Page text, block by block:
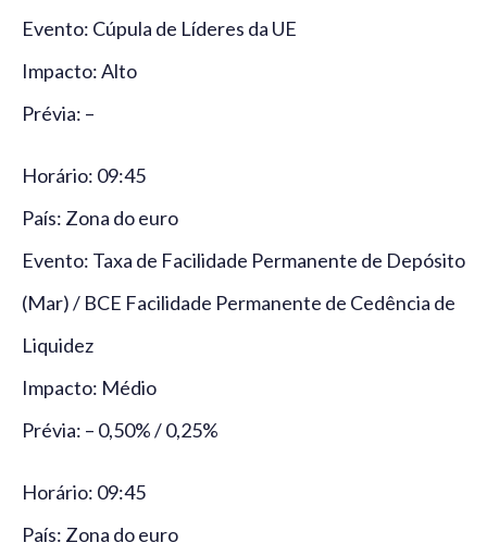
Evento: Cúpula de Líderes da UE
Impacto: Alto
Prévia: –
Horário: 09:45
País: Zona do euro
Evento: Taxa de Facilidade Permanente de Depósito
(Mar) / BCE Facilidade Permanente de Cedência de
Liquidez
Impacto: Médio
Prévia: – 0,50% / 0,25%
Horário: 09:45
País: Zona do euro